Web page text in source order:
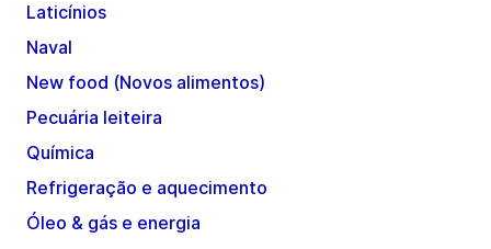
Laticínios
Naval
New food (Novos alimentos)
Pecuária leiteira
Química
Refrigeração e aquecimento
Óleo & gás e energia